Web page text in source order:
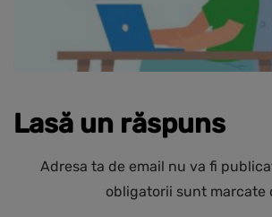
Lasă un răspuns
Adresa ta de email nu va fi
obligatorii sunt marcate